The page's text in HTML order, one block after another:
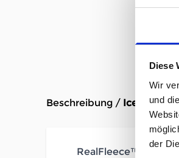
Diese
Wir
und
der
Beschreibung / Icebreaker
RealFleece™ – Die